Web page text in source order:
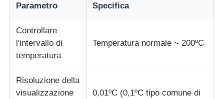
Attrezzature per la prova dei materiali da costruzione
Apparecchiature per la prova degli imballaggi
Attrezzature per la prova degli adesivi
Parametro Specifica
Controllare
l'intervallo di
temperatura
Temperatura normale ~ 200ºC
Risoluzione della
visualizzazione
0,01ºC (0,1ºC tipo comune di